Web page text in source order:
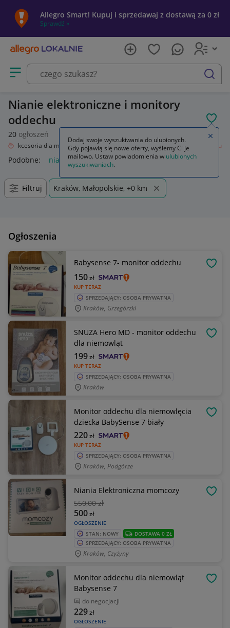
Allegro Smart! Kupuj i sprzedawaj z dostawą za 0 zł
Sprawdź »
Otwórz menu z kategoriami
szukaj
Nianie elektroniczne i monitory
oddechu
20 ogłoszeń
Akcesoria dla mamy i dziecka Nianie elektroniczne i monitory oddechu
Podobne: nianie elektroniczne i monitory oddechu
Filtruj Kraków, Małopolskie, +0 km
Ogłoszenia
Babysense 7- monitor oddechu
KUP TERAZ
150zł
SPRZEDAJĄCY: OSOBA PRYWATNA
Kraków, Grzegórzki
SNUZA Hero MD - monitor oddechu
dla niemowląt
KUP TERAZ
199zł
SPRZEDAJĄCY: OSOBA PRYWATNA
Kraków
Monitor oddechu dla niemowlęcia
dziecka BabySense 7 biały
KUP TERAZ
220zł
SPRZEDAJĄCY: OSOBA PRYWATNA
Kraków, Podgórze
Niania Elektroniczna momcozy
550,00 zł
OGŁOSZENIE
500zł
STAN: NOWY
DOSTAWA 0 ZŁ
SPRZEDAJĄCY: OSOBA PRYWATNA
Kraków, Czyżyny
Monitor oddechu dla niemowląt
Babysense 7
do negocjacji
OGŁOSZENIE
229zł
Dodaj swoje wyszukiwania do ulubionych.
Gdy pojawią się nowe oferty, wyślemy Ci je
mailowo. Ustaw powiadomienia w ulubionych
wyszukiwaniach.